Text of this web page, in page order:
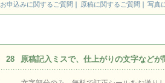
お申込みに関するご質問 原稿に関するご質問 写真
28 原稿記入ミスで、仕上がりの文字など